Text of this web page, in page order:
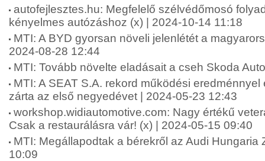
autofejlesztes.hu: Megfelelő szélvédőmosó
kényelmes autózáshoz (x) | 2024-10-14 11:18
MTI: A BYD gyorsan növeli jelenlétét a
2024-08-28 12:44
MTI: Tovább növelte eladásait a cseh Skoda
MTI: A SEAT S.A. rekord működési
zárta az első negyedévet | 2024-05-23 12:43
workshop.widiautomotive.com: Nagy értékű
Csak a restaurálásra vár! (x) | 2024-05-15 09:40
MTI: Megállapodtak a bérekről az Audi Hungaria
10:09